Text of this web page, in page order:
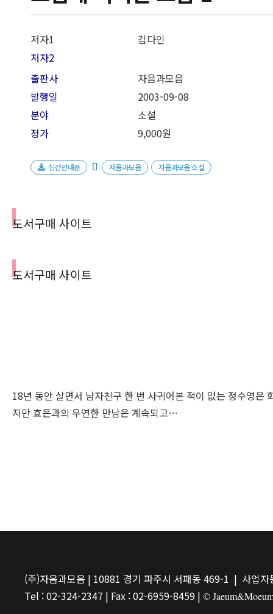
저자1
김다인
저자2
출판사
자음과모음
발행일
2003-09-08
분야
소설
정가
9,000원
신간안내문 자음과모음 자음과모음 소설
도서구매 사이트
도서구매 사이트
18년 동안 살면서 남자친구 한 번 사귀어본 적이 없는 정수영은
지만 효은과의 우연한 만남은 계속되고…
(주)자음과모음 | 10881 경기 파주시 서패동 469-1 | 사업
Tel : 02-324-2347 | Fax : 02-6959-8459 | ©